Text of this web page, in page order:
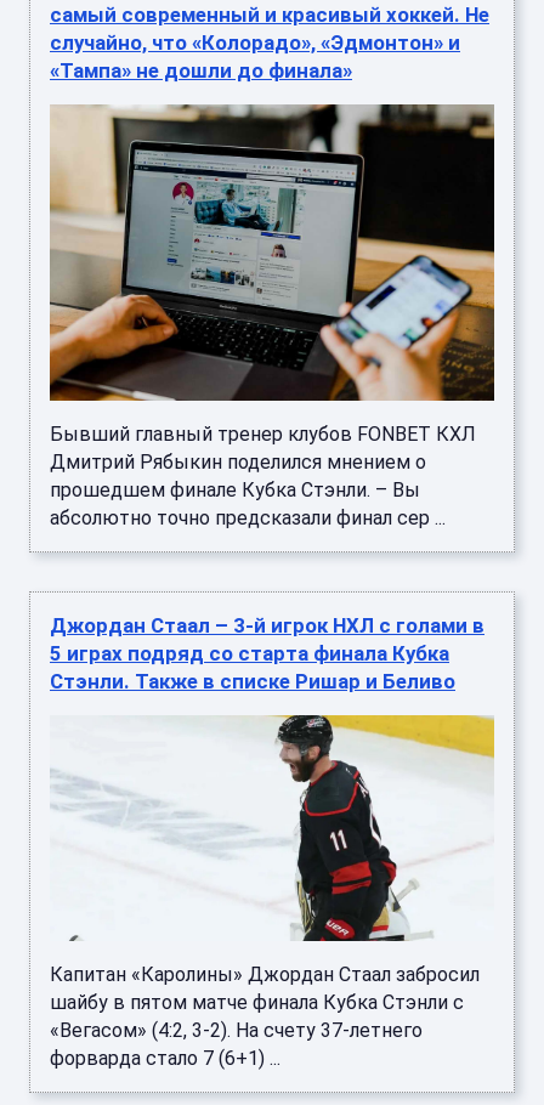
самый современный и красивый хоккей. Не
случайно, что «Колорадо», «Эдмонтон» и
«Тампа» не дошли до финала»
Бывший главный тренер клубов FONBET КХЛ
Дмитрий Рябыкин поделился мнением о
прошедшем финале Кубка Стэнли. – Вы
абсолютно точно предсказали финал сер ...
Джордан Стаал – 3-й игрок НХЛ с голами в
5 играх подряд со старта финала Кубка
Стэнли. Также в списке Ришар и Беливо
Капитан «Каролины» Джордан Стаал забросил
шайбу в пятом матче финала Кубка Стэнли с
«Вегасом» (4:2, 3-2). На счету 37-летнего
форварда стало 7 (6+1) ...